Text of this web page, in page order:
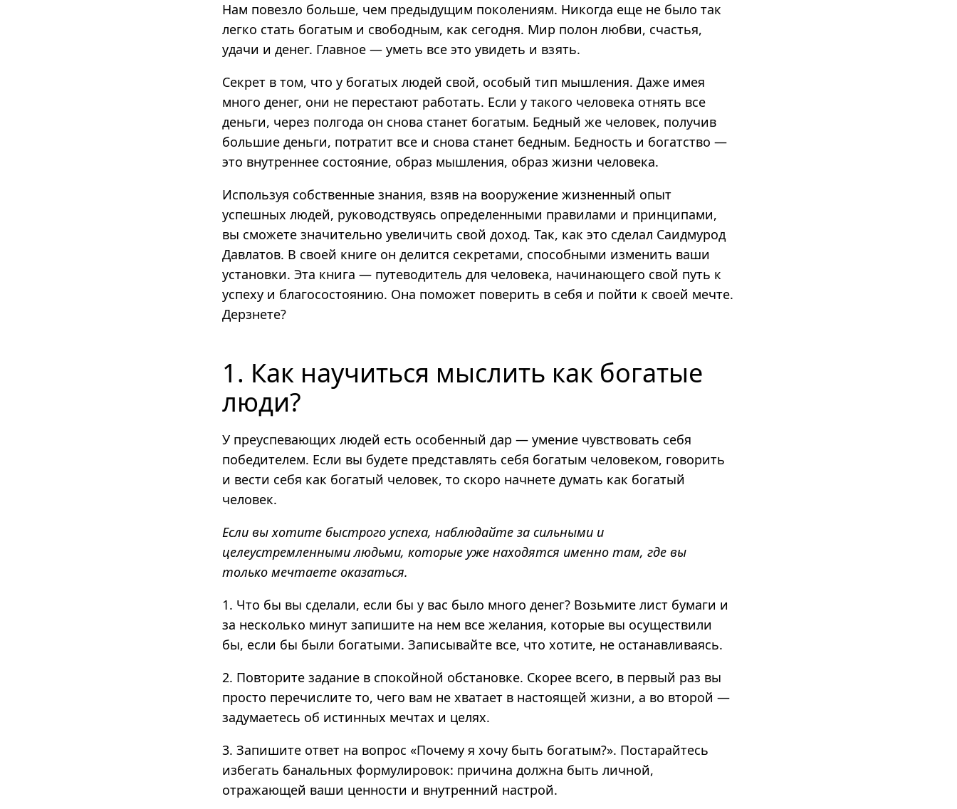
Нам повезло больше, чем предыдущим поколениям. Никогда еще не было так
легко стать богатым и свободным, как сегодня. Мир полон любви, счастья,
удачи и денег. Главное — уметь все это увидеть и взять.
Секрет в том, что у богатых людей свой, особый тип мышления. Даже имея
много денег, они не перестают работать. Если у такого человека отнять все
деньги, через полгода он снова станет богатым. Бедный же человек, получив
большие деньги, потратит все и снова станет бедным. Бедность и богатство —
это внутреннее состояние, образ мышления, образ жизни человека.
Используя собственные знания, взяв на вооружение жизненный опыт
успешных людей, руководствуясь определенными правилами и принципами,
вы сможете значительно увеличить свой доход. Так, как это сделал Саидмурод
Давлатов. В своей книге он делится секретами, способными изменить ваши
установки. Эта книга — путеводитель для человека, начинающего свой путь к
успеху и благосостоянию. Она поможет поверить в себя и пойти к своей мечте.
Дерзнете?
1. Как научиться мыслить как богатые
люди?
У преуспевающих людей есть особенный дар — умение чувствовать себя
победителем. Если вы будете представлять себя богатым человеком, говорить
и вести себя как богатый человек, то скоро начнете думать как богатый
человек.
Если вы хотите быстрого успеха, наблюдайте за сильными и
целеустремленными людьми, которые уже находятся именно там, где вы
только мечтаете оказаться.
1. Что бы вы сделали, если бы у вас было много денег? Возьмите лист бумаги и
за несколько минут запишите на нем все желания, которые вы осуществили
бы, если бы были богатыми. Записывайте все, что хотите, не останавливаясь.
2. Повторите задание в спокойной обстановке. Скорее всего, в первый раз вы
просто перечислите то, чего вам не хватает в настоящей жизни, а во второй —
задумаетесь об истинных мечтах и целях.
3. Запишите ответ на вопрос «Почему я хочу быть богатым?». Постарайтесь
избегать банальных формулировок: причина должна быть личной,
отражающей ваши ценности и внутренний настрой.